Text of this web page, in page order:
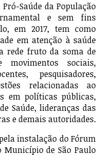
Saúde da População
e sem fins
em 2017, tem como
em atenção à saúde
rede fruto da soma de
movimentos sociais,
pesquisadores,
relacionadas ao
em políticas públicas,
Saúde, lideranças das
e demais autoridades.
instalação do Fórum
Município de São Paulo